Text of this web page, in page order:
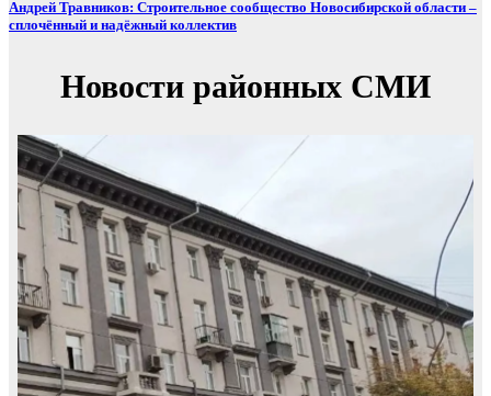
Андрей Травников: Строительное сообщество Новосибирской области –
сплочённый и надёжный коллектив